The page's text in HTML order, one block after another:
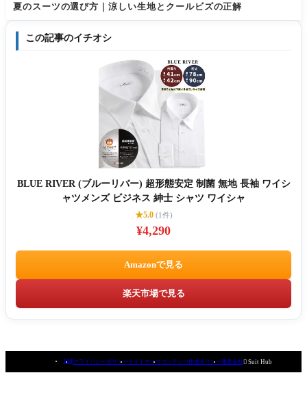
夏のスーツの選び方｜涼しい生地とクールビズの正解
この記事のイチオシ
BLUE RIVER (ブルーリバー) 超形態安定 制菌 無地 長袖 ワイシ
ャツメンズ ビジネス 紳士 シャツ ワイシャ
★5.0 (1件)
¥4,290
Amazonで見る
楽天市場で見る
TOPプライバシーポリシーサイトマップコンテンツ作成ポリシー運営会社 Suit Hub